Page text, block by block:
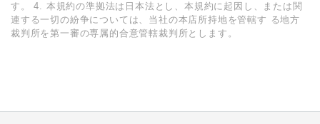
す。 4. 本規約の準拠法は日本法とし、本規約に起因し、または関
連する一切の紛争については、当社の本店所持地を管轄す る地方
裁判所を第一審の専属的合意管轄裁判所とします。